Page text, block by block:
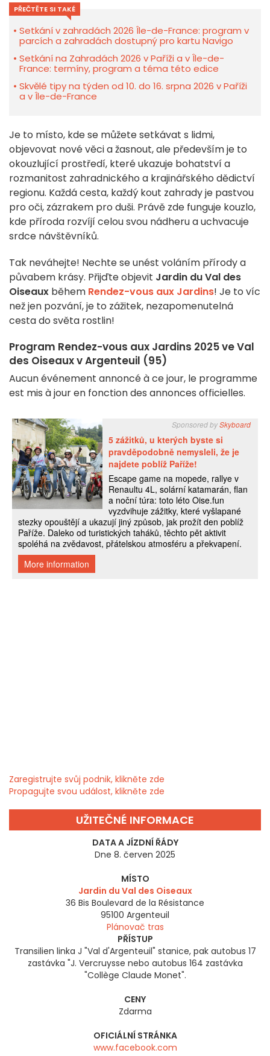
PŘEČTĚTE SI TAKÉ
Setkání v zahradách 2026 Île-de-France: program v
parcích a zahradách dostupný pro kartu Navigo
Setkání na Zahradách 2026 v Paříži a v Île-de-
France: termíny, program a téma této edice
Skvělé tipy na týden od 10. do 16. srpna 2026 v Paříži
a v Île-de-France
Je to místo, kde se můžete setkávat s lidmi,
objevovat nové věci a žasnout, ale především je to
okouzlující prostředí, které ukazuje bohatství a
rozmanitost zahradnického a krajinářského dědictví
regionu. Každá cesta, každý kout zahrady je pastvou
pro oči, zázrakem pro duši. Právě zde funguje kouzlo,
kde příroda rozvíjí celou svou nádheru a uchvacuje
srdce návštěvníků.
Tak neváhejte! Nechte se unést voláním přírody a
půvabem krásy. Přijďte objevit Jardin du Val des
Oiseaux během Rendez-vous aux Jardins! Je to víc
než jen pozvání, je to zážitek, nezapomenutelná
cesta do světa rostlin!
Program Rendez-vous aux Jardins 2025 ve Val
des Oiseaux v Argenteuil (95)
Aucun événement annoncé à ce jour, le programme
est mis à jour en fonction des annonces officielles.
Zaregistrujte svůj podnik, klikněte zde
Propagujte svou událost, klikněte zde
UŽITEČNÉ INFORMACE
DATA A JÍZDNÍ ŘÁDY
Dne 8. červen 2025
MÍSTO
Jardin du Val des Oiseaux
36 Bis Boulevard de la Résistance
95100 Argenteuil
Plánovač tras
PŘÍSTUP
Transilien linka J "Val d'Argenteuil" stanice, pak autobus 17
zastávka "J. Vercruysse nebo autobus 164 zastávka
"Collège Claude Monet".
CENY
Zdarma
OFICIÁLNÍ STRÁNKA
www.facebook.com